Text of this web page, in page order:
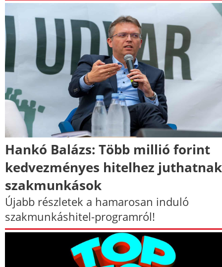
Hankó Balázs: Több millió forint
kedvezményes hitelhez
szakmunkások
Újabb részletek a hamarosan induló
szakmunkáshitel-programról!